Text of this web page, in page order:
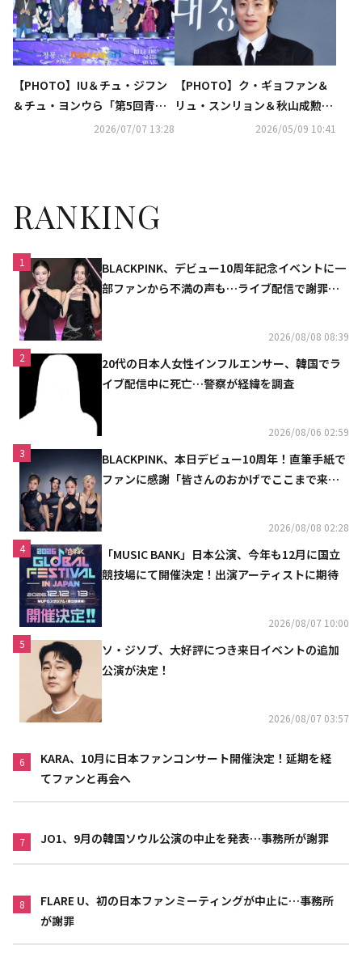
【PHOTO】IU＆チュ・ジフン
＆チュ・ヨンウら「第5回青龍
シリーズアワード」のハンドプ
2026/07/07 13:28
【PHOTO】ク・ギョファン＆
リュ・スンリョン＆秋山成勲ら
「第62回百想芸術大賞」レッド
2026/05/09 10:41
RANKING
1
BLACKPINK、デビュー10周年記念イベントに一
部ファンから不満の声も…ライブ配信で謝罪
2026/08/08 08:39
2
20代の日本人女性インフルエンサー、韓国でラ
イブ配信中に死亡…警察が経緯を調査
2026/08/06 02:59
3
BLACKPINK、本日デビュー10周年！直筆手紙で
ファンに感謝「皆さんのおかげでここまで来ら
2026/08/08 02:28
4
「MUSIC BANK」日本公演、今年も12月に国立
競技場にて開催決定！出演アーティストに期待
2026/08/07 10:00
5
ソ・ジソブ、大好評につき来日イベントの追加
公演が決定！
2026/08/07 03:57
6
KARA、10月に日本ファンコンサート開催決定！延期を経
てファンと再会へ
7 JO1、9月の韓国ソウル公演の中止を発表…事務所が謝罪
8
FLARE U、初の日本ファンミーティングが中止に…事務所
が謝罪